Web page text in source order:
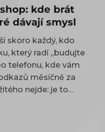
kde brát
dávají smysl
skoro každý, kdo
který radí „budujte
telefonu, kde vám
měsíčně za
nejde: je to
doporučení — čím
vás ukazuje, tím